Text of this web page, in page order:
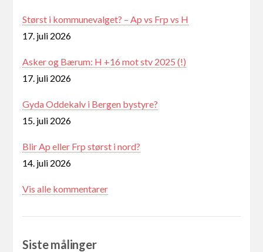
Størst i kommunevalget? – Ap vs Frp vs H
17. juli 2026
Asker og Bærum: H +16 mot stv 2025 (!)
17. juli 2026
Gyda Oddekalv i Bergen bystyre?
15. juli 2026
Blir Ap eller Frp størst i nord?
14. juli 2026
Vis alle kommentarer
Siste målinger